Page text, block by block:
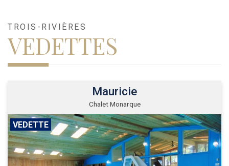
TROIS-RIVIÈRES
VEDETTES
Mauricie
Chalet Monarque
VEDETTE